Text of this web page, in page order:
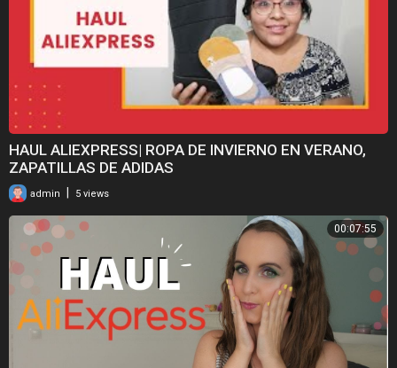
HAUL ALIEXPRESS| ROPA DE INVIERNO EN VERANO,
ZAPATILLAS DE ADIDAS
admin 5 views
00:07:55